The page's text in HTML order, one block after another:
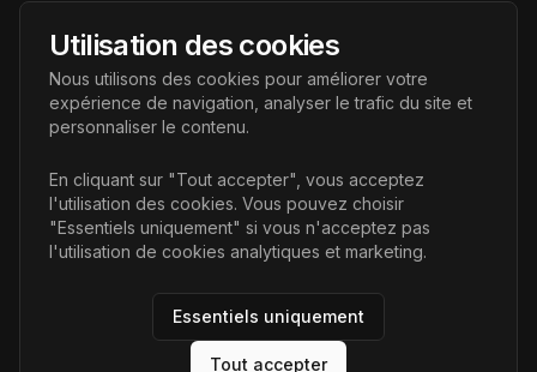
AI Futur
Portail de l'avenir de l'intelligence artificielle, vous aidant à
découvrir les dernières technologies IA.
Liens
Accueil
Articles
AI Futur. Tous droits réservés.
Utilisation des cookies
Nous utilisons des cookies pour améliorer votre
expérience de navigation, analyser le trafic du site et
personnaliser le contenu.
En cliquant sur "Tout accepter", vous acceptez
l'utilisation des cookies. Vous pouvez choisir
"Essentiels uniquement" si vous n'acceptez pas
l'utilisation de cookies analytiques et marketing.
Essentiels uniquement
Tout accepter